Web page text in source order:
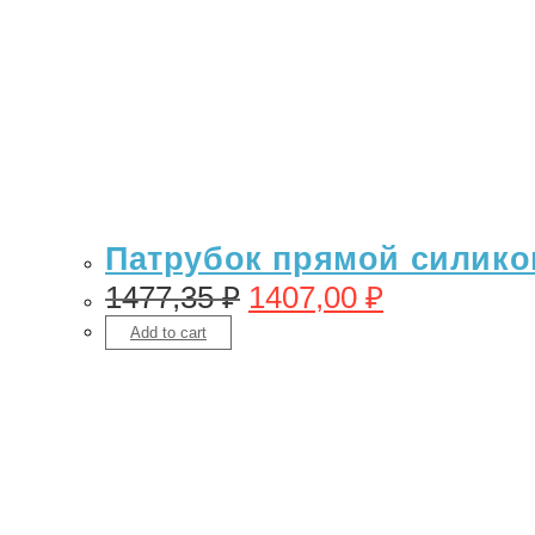
Патрубок прямой
1477,35₽ 1407,00 ₽
Add to cart